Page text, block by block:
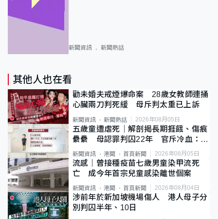
新聞資訊 新聞熱話
其他人也在看
勸未婚夫戒煙爆命案 28歲女教師連捅
心臟兩刀判死緩 母斥判太重已上訴
新聞資訊 新聞熱話 2026年08月05日
五歲童遭虐死｜解剖揭長期捱餓、傷痕
纍纍 母認罪判囚22年 官斥冷血：同
類案最惡劣
新聞資訊 港聞 首頁新聞 2026年08月05日
流感｜曾接種疫苗七歲男童染甲流死
亡 成今年首宗兒童感染離世個案
新聞資訊 港聞 首頁新聞 2026年08月04日
涉前年於新加坡機場傷人 港人母子分
別判囚半年、10日